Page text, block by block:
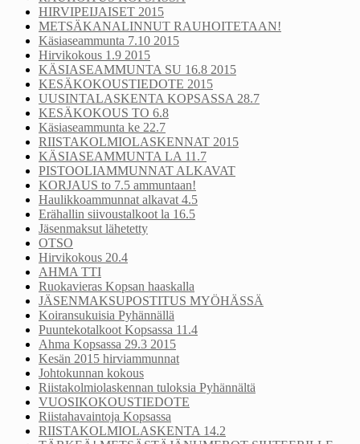
HIRVIPEIJAISET 2015
METSÄKANALINNUT RAUHOITETAAN!
Käsiaseammunta 7.10 2015
Hirvikokous 1.9 2015
KÄSIASEAMMUNTA SU 16.8 2015
KESÄKOKOUSTIEDOTE 2015
UUSINTALASKENTA KOPSASSA 28.7
KESÄKOKOUS TO 6.8
Käsiaseammunta ke 22.7
RIISTAKOLMIOLASKENNAT 2015
KÄSIASEAMMUNTA LA 11.7
PISTOOLIAMMUNNAT ALKAVAT
KORJAUS to 7.5 ammuntaan!
Haulikkoammunnat alkavat 4.5
Erähallin siivoustalkoot la 16.5
Jäsenmaksut lähetetty
OTSO
Hirvikokous 20.4
AHMA TTI
Ruokavieras Kopsan haaskalla
JÄSENMAKSUPOSTITUS MYÖHÄSSÄ
Koiransukuisia Pyhännällä
Puuntekotalkoot Kopsassa 11.4
Ahma Kopsassa 29.3 2015
Kesän 2015 hirviammunnat
Johtokunnan kokous
Riistakolmiolaskennan tuloksia Pyhännältä
VUOSIKOKOUSTIEDOTE
Riistahavaintoja Kopsassa
RIISTAKOLMIOLASKENTA 14.2